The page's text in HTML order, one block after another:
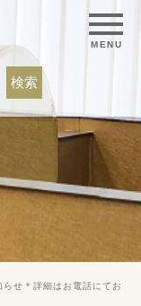
せ＊詳細はお電話にてお